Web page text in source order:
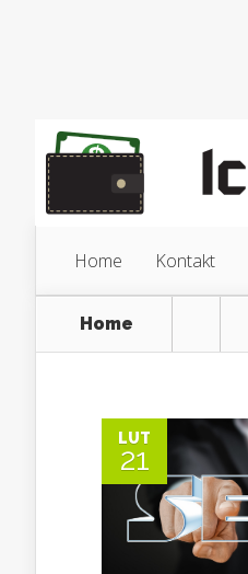
Home Kontakt
Home
LUT
21